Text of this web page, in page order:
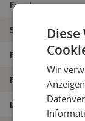
Fasertyp
Steckertyp
Faser-Typ
Faseranzahl
Länge
Wir